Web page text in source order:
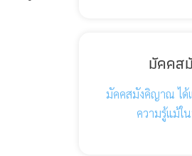
มัคค
มัคคสมังคิญาณ ได้
ความรู้แม้